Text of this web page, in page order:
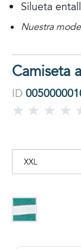
Silueta
Nuestra
Camiseta
ID